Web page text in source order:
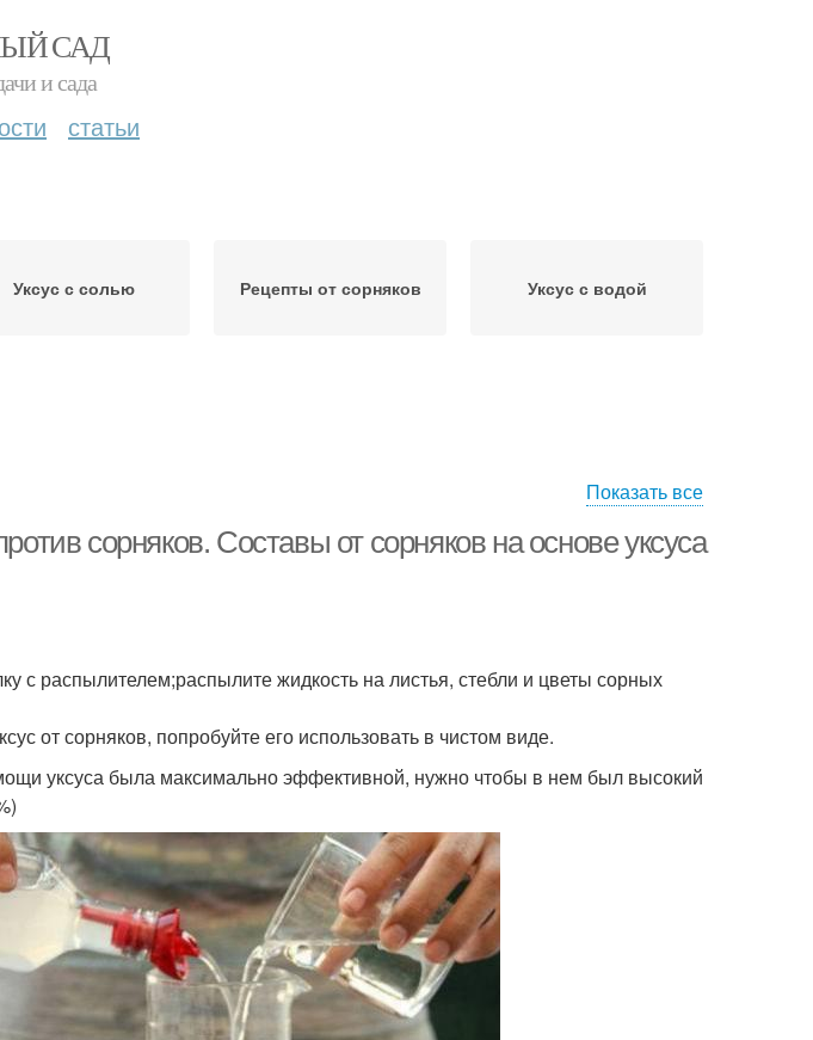
САД
и сада
статьи
Уксус с солью Рецепты от сорняков Уксус с водой
Показать все
сорняков. Составы от сорняков на основе уксуса
с распылителем;распылите жидкость на листья, стебли и цветы сорных
от сорняков, попробуйте его использовать в чистом виде.
уксуса была максимально эффективной, нужно чтобы в нем был высокий